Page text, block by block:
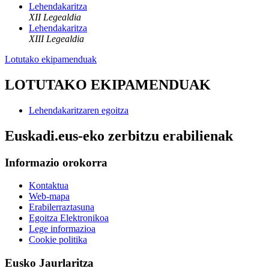
Lehendakaritza
XII Legealdia
Lehendakaritza
XIII Legealdia
Lotutako ekipamenduak
LOTUTAKO EKIPAMENDUAK
Lehendakaritzaren egoitza
Euskadi.eus-eko zerbitzu erabilienak
Informazio orokorra
Kontaktua
Web-mapa
Erabilerraztasuna
Egoitza Elektronikoa
Lege informazioa
Cookie politika
Eusko Jaurlaritza